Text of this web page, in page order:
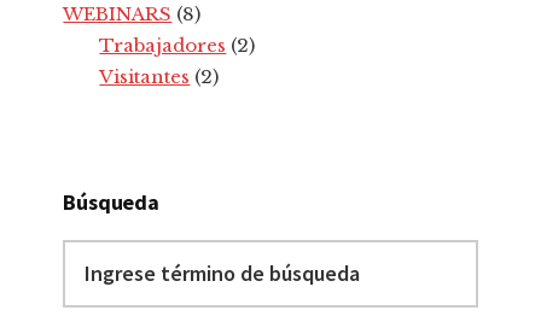
WEBINARS (8)
Trabajadores (2)
Visitantes (2)
Búsqueda
término